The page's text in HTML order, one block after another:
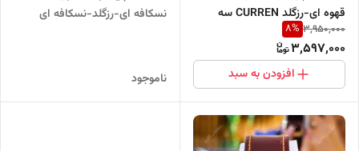
قهوه ای-رزگلد CURREN سه
موتور فعال
3,950,000
8%
3,597,000
افزودن به سبد
نسکافه ای-رزگلد-نسکافه ای
ناموجود